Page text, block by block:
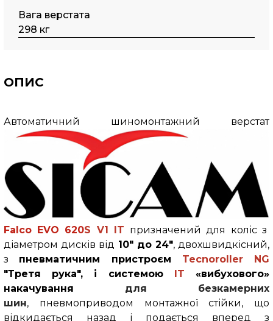
Вага верстата
298 кг
ОПИС
Автоматичний шиномонтажний верстат
Falco EVO 620S V1 IT призначений для коліс з
діаметром дисків від 10" до 24", двохшвидкісний,
з пневматичним пристроєм Tecnoroller NG
"Третя рука", і системою IT «вибухового»
накачування для безкамерних
шин, пневмоприводом монтажної стійки, що
відкидається назад і подається вперед з